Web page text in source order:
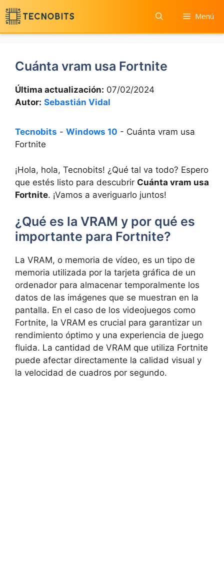
Saltar
al
contenido
Menú
Cuánta vram usa Fortnite
Última actualización: 07/02/2024
Autor: Sebastián Vidal
Tecnobits - Windows 10 - Cuánta vram usa
Fortnite
¡Hola, hola, Tecnobits! ¿Qué tal va todo? Espero
que estés listo para descubrir Cuánta vram usa
Fortnite. ¡Vamos a averiguarlo juntos!
¿Qué es la VRAM y por qué es
importante para Fortnite?
La VRAM, o memoria de vídeo, es un tipo de
memoria utilizada por la tarjeta gráfica de un
ordenador para almacenar temporalmente los
datos de las imágenes que se muestran en la
pantalla. En el caso de los videojuegos como
Fortnite, la VRAM es crucial para garantizar un
rendimiento óptimo y una experiencia de juego
fluida. La cantidad de VRAM que utiliza Fortnite
puede afectar directamente la calidad visual y
la velocidad de cuadros por segundo.